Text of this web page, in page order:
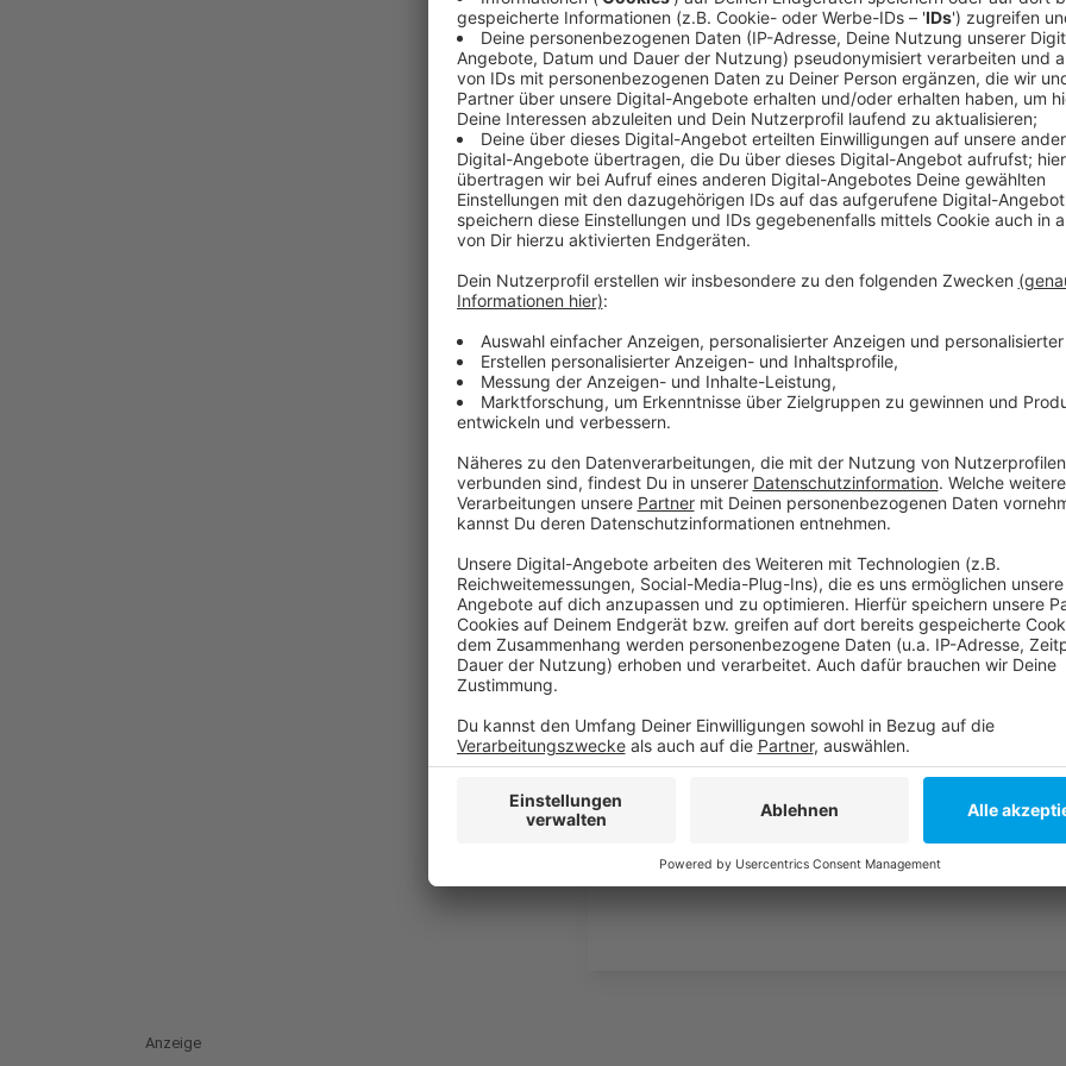
Um 16:30 Uhr wurden bei der offiziellen Eröffnung
gelassen. OB Stephan Keller freut sich auf 10 tolle
Anzeige
Oberbürgermeister Stephan Keller
Anzeige
Zum ersten Mal setzen die Organisatoren auf
System reibungslos. Die Kirmes dauert bis zum 23.
Anzeige
Weitere Infos und Links zum Thema
Anzeige
Rheinkirmes 2023
Preise auf der Kirmes ziehen an
Antenne feiert auf der Kirmes
Anzeige
Anzeige